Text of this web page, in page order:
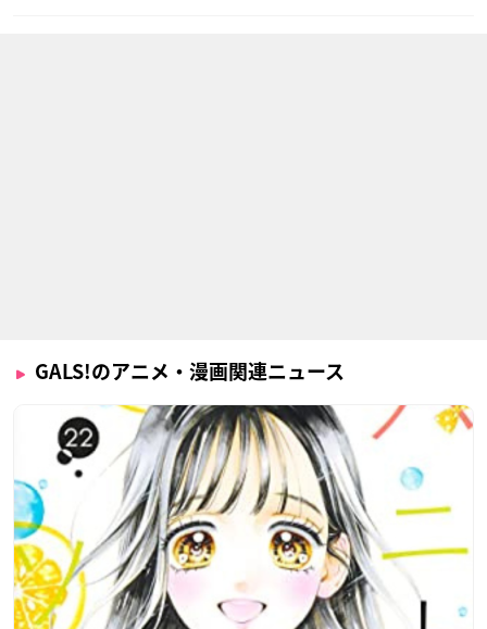
GALS!のアニメ・漫画関連ニュース